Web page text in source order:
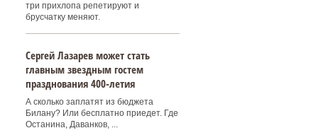
три прихлопа репетируют и
брусчатку меняют.
Сергей Лазарев может стать
главным звездным гостем
празднования 400‑летия
А сколько заплатят из бюджета
Билану? Или бесплатно приедет. Где
Останина, Даванков, ...